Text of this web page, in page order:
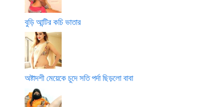
বুড়ি আন্টির কচি ভাতার
অষ্টাদশী মেয়েকে চুদে সতি পর্দা ছিড়লো বাবা